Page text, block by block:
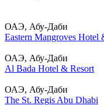
ОАЭ, Абу-Даби
Eastern Mangroves Hotel
ОАЭ, Абу-Даби
Al Bada Hotel & Resort
ОАЭ, Абу-Даби
The St. Regis Abu Dhabi